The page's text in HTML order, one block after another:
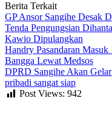
Berita Terkait
GP Ansor Sangihe Desak
Tenda Pengungsian
Kawio Dipulangkan
Handry Pasandaran
Bangga Lewat Medsos
DPRD Sangihe Akan
pribadi sangat siap
Post Views: 942